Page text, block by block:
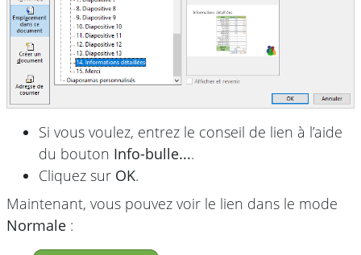
Si vous voulez, entrez le conseil de lien à l’aide
du bouton Info-bulle....
Cliquez sur OK.
Maintenant, vous pouvez voir le lien dans le mode
Normale :